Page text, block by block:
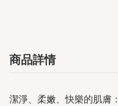
商品詳情
潔淨、柔嫩、快樂的肌膚：